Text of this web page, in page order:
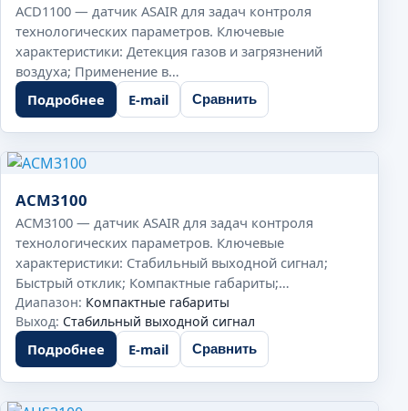
ACD1100 — датчик ASAIR для задач контроля
технологических параметров. Ключевые
характеристики: Детекция газов и загрязнений
воздуха; Применение в…
Подробнее
E-mail Сравнить
ACM3100
ACM3100 — датчик ASAIR для задач контроля
технологических параметров. Ключевые
характеристики: Стабильный выходной сигнал;
Быстрый отклик; Компактные габариты;…
Диапазон: Компактные габариты
Выход: Стабильный выходной сигнал
Подробнее E-mail Сравнить